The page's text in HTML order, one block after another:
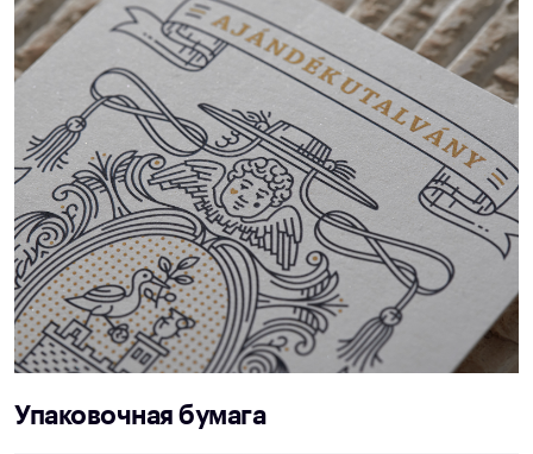
Упаковочная бумага